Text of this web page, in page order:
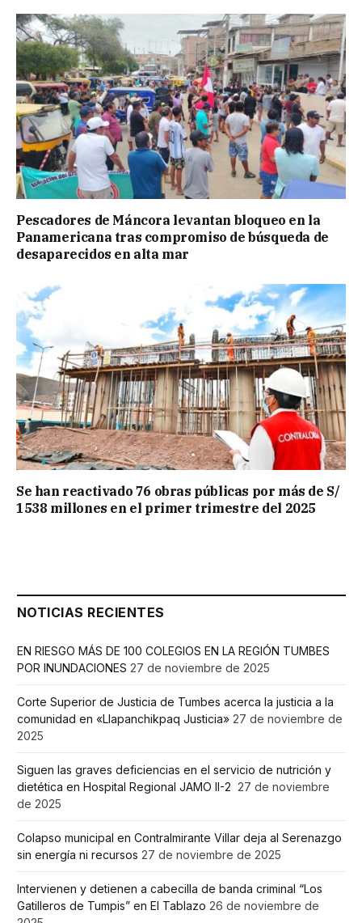
Pescadores de Máncora levantan bloqueo en la
Panamericana tras compromiso de búsqueda de
desaparecidos en alta mar
Se han reactivado 76 obras públicas por más de S/
1538 millones en el primer trimestre del 2025
NOTICIAS RECIENTES
EN RIESGO MÁS DE 100 COLEGIOS EN LA REGIÓN TUMBES
POR INUNDACIONES 27 de noviembre de 2025
Corte Superior de Justicia de Tumbes acerca la justicia a la
comunidad en «Llapanchikpaq Justicia» 27 de noviembre de
2025
Siguen las graves deficiencias en el servicio de nutrición y
dietética en Hospital Regional JAMO II-2 27 de noviembre
de 2025
Colapso municipal en Contralmirante Villar deja al Serenazgo
sin energía ni recursos 27 de noviembre de 2025
Intervienen y detienen a cabecilla de banda criminal “Los
Gatilleros de Tumpis” en El Tablazo 26 de noviembre de